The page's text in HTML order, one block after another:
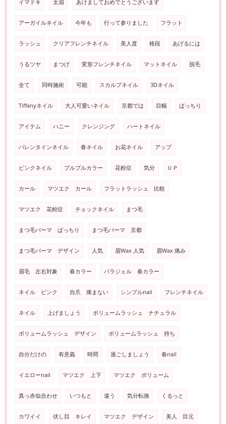
イマドキ 太眉 あけましておめでとうございます
アーガイルネイル 今年も 行って参りました フラット
ラッシュ クリアフレンチネイル 美人度 格段 あげるには
うるツヤ まつげ 変形フレンチネイル マットネイル 脱毛
全て 同時施術 可能 スカルプネイル 3Dネイル
Tiffanyネイル 大人可愛いネイル 京都では 目幅 ぱっちり
アイテム ハニー クレンジング ハートネイル
バレンタインネイル 春ネイル お花ネイル アップ
ピンクネイル プルプルカラー 花粉症 気分 ＵＰ
カール マツエク カール フラットラッシュ 比較
マツエク 花粉症 チェックネイル まつ毛
まつ毛パーマ ぱっちり まつ毛パーマ 京都
まつ毛パーマ デザイン 人気 眉Wax 人気 眉Wax 痛み
眉毛 左右対象 春カラー パラジェル 春カラー
ネイル ピンク 自爪 痛まない シンプルnail フレンチネイル
ネイル 上げましょう ボリュームラッシュ ナチュラル
ボリュームラッシュ デザイン ボリュームラッシュ 持ち
自分だけの 有意義 時間 過ごしましょう 春nail
イエローnail マツエク 上下 マツエク ボリューム
真っ赤似合わせ いつもと 違う 気分転換 くるっと
カワイイ 伏し目 キレイ マツエク デザイン 美人 目元